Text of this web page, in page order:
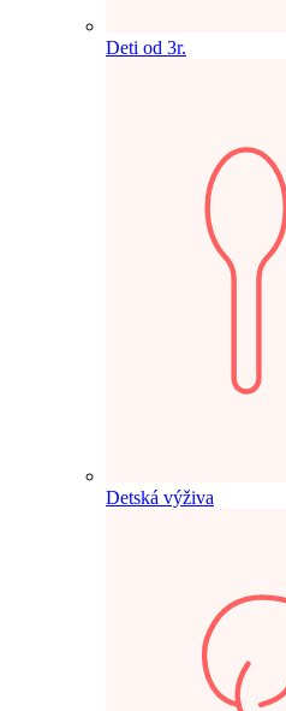
Deti od 3r.
Detská výživa